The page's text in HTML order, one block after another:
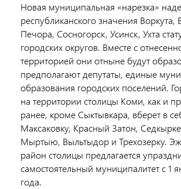
Новая муниципальная «нарезка»
республиканского значения Воркута,
Печора, Сосногорск, Усинск, Ухта
городских округов. Вместе с
территорией они отныне будут
пред­полагают депутаты, единые
образования городских поселений.
на территории столицы Коми, как и
ранее, кроме Сыктывкара, вберет в
Максаковку, Красный Затон,
Мыртыю, Выльтыдор и Трехозерку.
район столицы предлагается
самостоятельный муниципалитет с 1
года.